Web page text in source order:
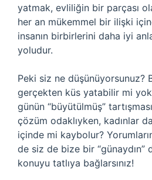
yatmak, evliliğin bir parçası
her an mükemmel bir ilişki
insanın birbirlerini daha iyi
yoludur.
Peki siz ne düşünüyorsunuz?
gerçekten küs yatabilir mi
günün “büyütülmüş”
çözüm odaklıyken, kadınlar
içinde mi kaybolur?
de siz de bize bir “günaydın”
konuyu tatlıya bağlarsınız!